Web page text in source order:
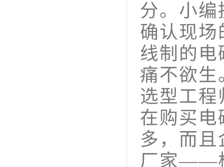
分。小
确认现场
线制的
痛不欲生
选型工
在购买电
多，而
厂家——